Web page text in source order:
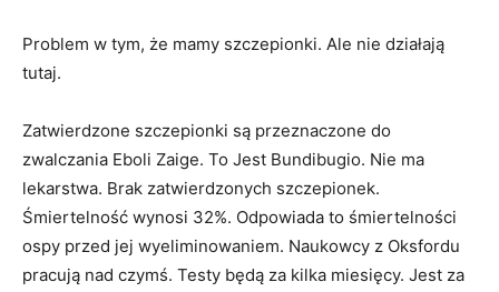
Problem w tym, że mamy szczepionki. Ale nie działają
tutaj.
Zatwierdzone szczepionki są przeznaczone do
zwalczania Eboli Zaige. To Jest Bundibugio. Nie ma
lekarstwa. Brak zatwierdzonych szczepionek.
Śmiertelność wynosi 32%. Odpowiada to śmiertelności
ospy przed jej wyeliminowaniem. Naukowcy z Oksfordu
pracują nad czymś. Testy będą za kilka miesięcy. Jest za